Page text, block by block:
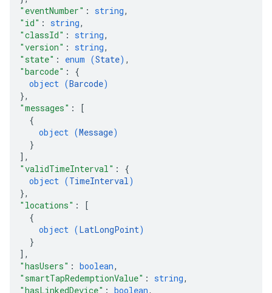
"eventNumber" : string,
"id" : string,
"classId" : string,
"version" : string,
"state" : enum (State) ,
"barcode" : {
object (Barcode)
},
"messages" :
[
{
object (Message)
}
] ,
"validTimeInterval" : {
object (TimeInterval)
},
"locations" :
[
{
object (LatLongPoint)
}
] ,
"hasUsers" : boolean,
"smartTapRedemptionValue" : string,
"hasLinkedDevice" : boolean,